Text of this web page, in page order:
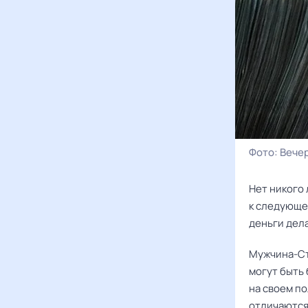
Фото:
Нет
к
деньги
Мужчина-
могут
на своем